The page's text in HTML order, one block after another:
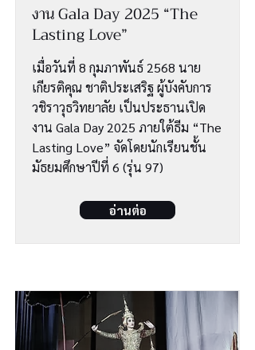
งาน Gala Day 2025 “The
Lasting Love”
เมื่อวันที่ 8 กุมภาพันธ์ 2568 นาย
เกียรติคุณ ชาติประเสริฐ ผู้บังคับการ
วชิราวุธวิทยาลัย เป็นประธานเปิด
งาน Gala Day 2025 ภายใต้ธีม “The
Lasting Love” จัดโดยนักเรียนชั้น
มัธยมศึกษาปีที่ 6 (รุ่น 97)
อ่านต่อ